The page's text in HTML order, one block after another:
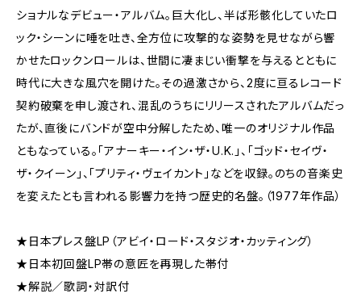
ショナルなデビュー・アルバム。巨大化し、半ば形骸化していたロ
ック・シーンに唾を吐き、全方位に攻撃的な姿勢を見せながら響
かせたロックンロールは、世間に凄まじい衝撃を与えるとともに
時代に大きな風穴を開けた。その過激さから、2度に亘るレコード
契約破棄を申し渡され、混乱のうちにリリースされたアルバムだっ
たが、直後にバンドが空中分解したため、唯一のオリジナル作品
ともなっている。「アナーキー・イン・ザ・U.K.」、「ゴッド・セイヴ・
ザ・クイーン」、「プリティ・ヴェイカント」などを収録。のちの音楽史
を変えたとも言われる影響力を持つ歴史的名盤。（1977年作品）
★日本プレス盤LP（アビイ・ロード・スタジオ・カッティング）
★日本初回盤LP帯の意匠を再現した帯付
★解説／歌詞・対訳付